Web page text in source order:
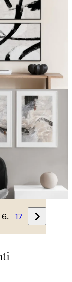
… 17